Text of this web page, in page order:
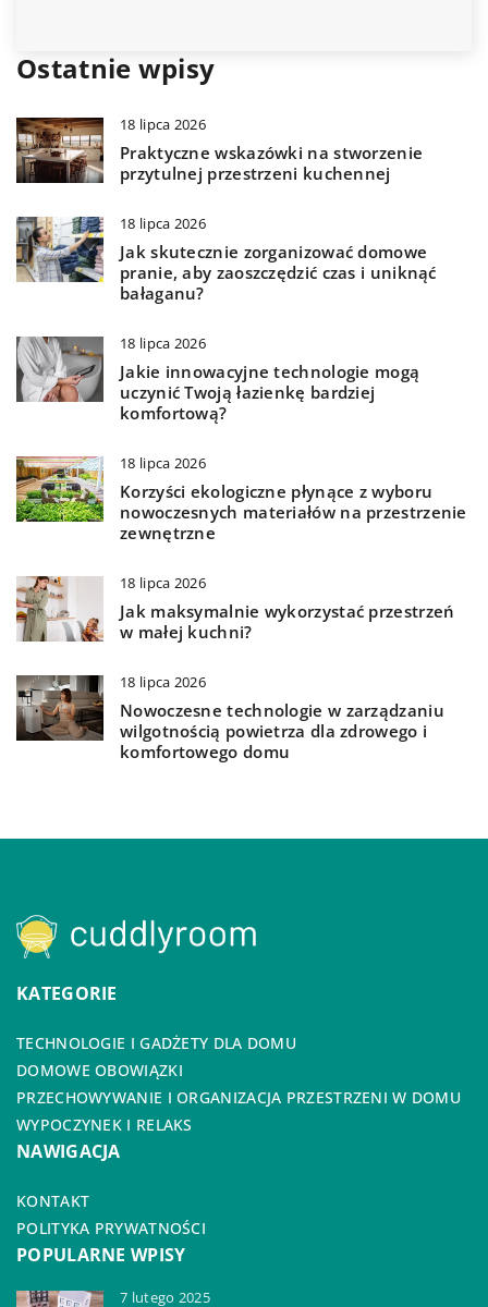
Ostatnie wpisy
18 lipca 2026
Praktyczne wskazówki na stworzenie
przytulnej przestrzeni kuchennej
18 lipca 2026
Jak skutecznie zorganizować domowe
pranie, aby zaoszczędzić czas i uniknąć
bałaganu?
18 lipca 2026
Jakie innowacyjne technologie mogą
uczynić Twoją łazienkę bardziej
komfortową?
18 lipca 2026
Korzyści ekologiczne płynące z wyboru
nowoczesnych materiałów na przestrzenie
zewnętrzne
18 lipca 2026
Jak maksymalnie wykorzystać przestrzeń
w małej kuchni?
18 lipca 2026
Nowoczesne technologie w zarządzaniu
wilgotnością powietrza dla zdrowego i
komfortowego domu
KATEGORIE
TECHNOLOGIE I GADŻETY DLA DOMU
DOMOWE OBOWIĄZKI
PRZECHOWYWANIE I ORGANIZACJA PRZESTRZENI W DOMU
WYPOCZYNEK I RELAKS
NAWIGACJA
KONTAKT
POLITYKA PRYWATNOŚCI
POPULARNE WPISY
7 lutego 2025